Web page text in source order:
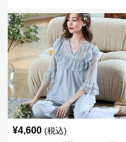
¥4,600 (税込)